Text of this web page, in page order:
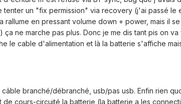
un "fix permission" via recovery (j'ai passé le
en pressant volume down + power, mais il
ne marche pas plus. Donc je me dis tant pis on
le cable d'alimentation et là la batterie s'affiche
branché/débranché, usb/pas usb. Enfin rien
cours-circuité la batterie (la batterie a les